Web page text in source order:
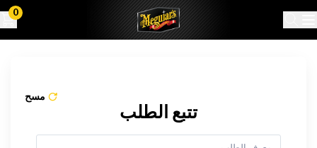
0
مسح
تتبع الطلب